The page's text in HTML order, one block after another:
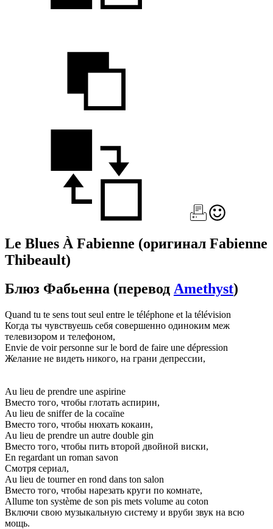
Le Blues À Fabienne (оригинал Fabienne
Thibeault)
Блюз Фабьенна (перевод Amethyst)
Quand tu te sens tout seul entre le téléphone et la télévision
Когда ты чувствуешь себя совершенно одиноким меж
телевизором и телефоном,
Envie de voir personne sur le bord de faire une dépression
Желание не видеть никого, на грани депрессии,
Au lieu de prendre une aspirine
Вместо того, чтобы глотать аспирин,
Au lieu de sniffer de la cocaïne
Вместо того, чтобы нюхать кокаин,
Au lieu de prendre un autre double gin
Вместо того, чтобы пить второй двойной виски,
En regardant un roman savon
Смотря сериал,
Au lieu de tourner en rond dans ton salon
Вместо того, чтобы нарезать круги по комнате,
Allume ton système de son pis mets volume au coton
Включи свою музыкальную систему и вруби звук на всю
мощь.